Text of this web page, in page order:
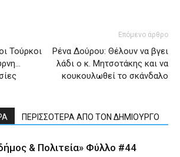
Τούρκοι
Επόμενο άρθρο
Ρένα Δούρου: Θέλουν να βγει
λάδι ο κ. Μητσοτάκης και να
κουκουλωθεί το σκάνδαλο
ΠΕΡΙΣΣΟΤΕΡΑ ΑΠΟ ΤΟΝ ΔΗΜΙΟΥΡΓΟ
& Πολιτεία» Φύλλο #44